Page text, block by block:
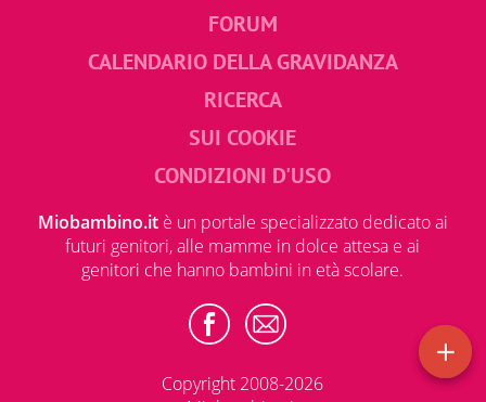
FORUM
CALENDARIO DELLA GRAVIDANZA
RICERCA
SUI COOKIE
CONDIZIONI D'USO
Miobambino.itè un portale specializzato dedicato ai
futuri genitori, alle mamme in dolce attesa e ai
genitori che hanno bambini in età scolare.
Copyright 2008-2026